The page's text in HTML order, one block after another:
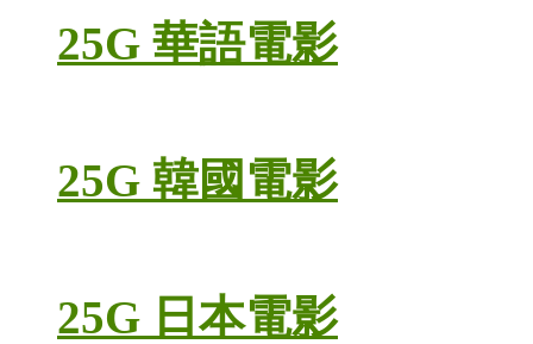
25G 華語電影
25G 韓國電影
25G 日本電影